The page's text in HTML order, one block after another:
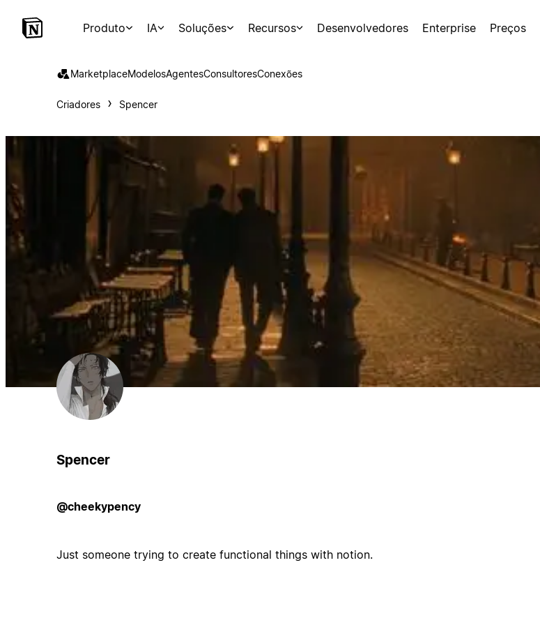
Produto IA Soluções Recursos Desenvolvedores Enterprise Preços
MarketplaceModelosAgentesConsultoresConexões
Criadores Spencer
Spencer
@cheekypency
Just someone trying to create functional things with notion.